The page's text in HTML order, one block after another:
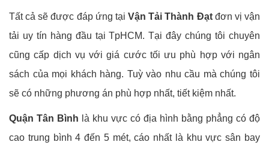
Tất cả sẽ được đáp ứng tạiVận Tải Thành Đạtđơn vị vận
tải uy tín hàng đầu tại TpHCM. Tại đây chúng tôi chuyên
cũng cấp dịch vụ với giá cước tối ưu phù hợp với ngân
sách của mọi khách hàng. Tuỳ vào nhu cầu mà chúng tôi
sẽ có những phương án phù hợp nhất, tiết kiệm nhất.
Quận Tân Bình là khu vực có địa hình bằng phẳng có độ
cao trung bình 4 đến 5 mét, cáo nhất là khu vực sân bay